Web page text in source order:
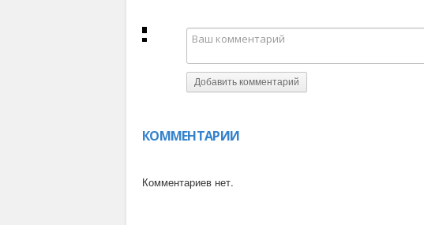
Добавить комментарий
КОММЕНТАРИИ
Комментариев нет.